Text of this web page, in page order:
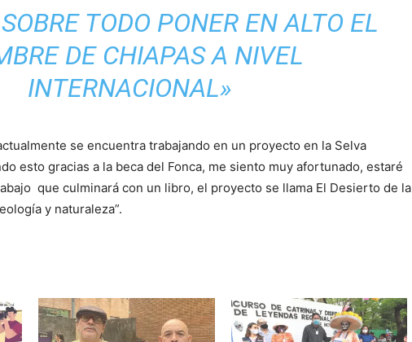
TODO PONER EN ALTO EL
DE CHIAPAS A NIVEL
INTERNACIONAL»
se encuentra trabajando en un proyecto en la Selva
esto gracias a la beca del Fonca, me siento muy afortunado, estaré
que culminará con un libro, el proyecto se llama El Desierto de la
y naturaleza”.